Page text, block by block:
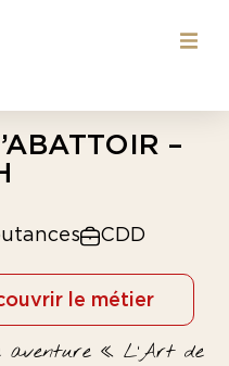
–
CDD
le métier
aventure « L’Art de